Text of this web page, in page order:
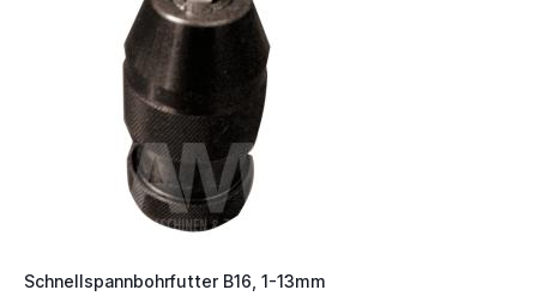
Schnellspannbohrfutter B16, 1-13mm